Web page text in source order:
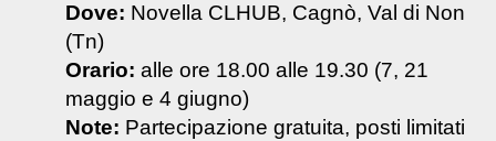
Dove: Novella CLHUB, Cagnò, Val di Non
(Tn)
Orario: alle ore 18.00 alle 19.30 (7, 21
maggio e 4 giugno)
Note: Partecipazione gratuita, posti limitati